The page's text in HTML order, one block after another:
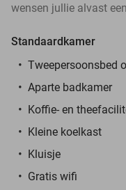
wensen jullie alvast
Standaardkamer
Tweepersoonsbed
Aparte badkamer
Koffie- en
Kleine koelkast
Kluisje
Gratis wifi